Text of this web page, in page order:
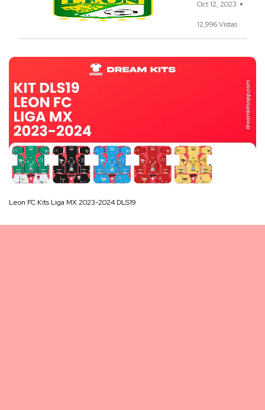
Oct 12, 2023
12,996 Vistas
Leon FC Kits Liga MX 2023-2024 DLS19